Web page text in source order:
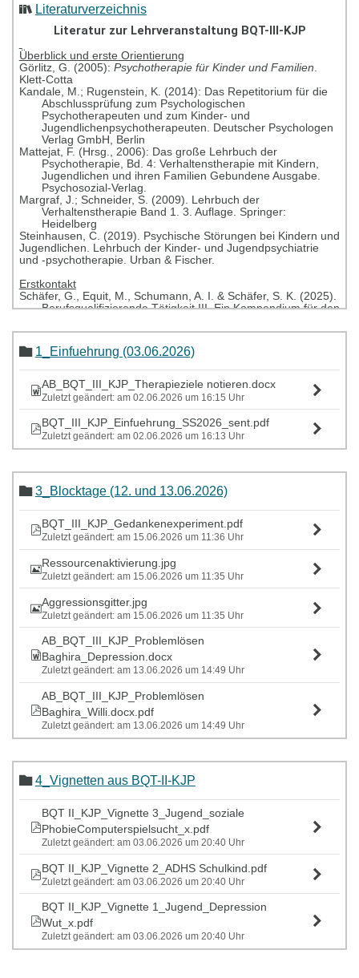
Literaturverzeichnis
Literatur zur Lehrveranstaltung BQT-III-KJP
Überblick und erste Orientierung
Görlitz, G. (2005): Psychotherapie für Kinder und Familien
Klett-Cotta
Kandale, M.; Rugenstein, K. (2014): Das Repetitorium für die
Abschlussprüfung zum Psychologischen
Psychotherapeuten und zum Kinder- und
Jugendlichenpsychotherapeuten. Deutscher Psychologen
Verlag GmbH, Berlin
Mattejat, F. (Hrsg., 2006): Das große Lehrbuch der
Psychotherapie, Bd. 4: Verhaltenstherapie mit Kindern,
Jugendlichen und ihren Familien Gebundene Ausgabe.
Psychosozial-Verlag.
Margraf, J.; Schneider, S. (2009). Lehrbuch der
Verhaltenstherapie Band 1.3. Auflage. Springer:
Heidelberg
Steinhausen, C. (2019). Psychische Störungen bei Kindern und
Jugendlichen. Lehrbuch der Kinder- und Jugendpsychiatrie
und -psychotherapie. Urban & Fischer.
Erstkontakt
Schäfer, G., Equit, M., Schumann, A. I. & Schäfer, S. K. (2025).
Berufsqualifizierende Tätigkeit III. Ein Kompendium für den
Psychotherapie (Teil 1). Göttingen: Hogrefe
Diagnostik, Klassifikation und Indikationsstellung
In-Albon, T. & Lohoff, J. (2023). Diagnostik und Klassifikation.
In: J. Asbrand & J. Schmitz (Hrsg). Lehrbuch Klinische
Kinder- und Jugendlichenpsychologie und Psychotherapie
(S: 36-53). Stuttgart: Kohlhammer
Knappe, S., Hoyer, J., & Wittchen, H.-U. (2021). Diagnostische
Prozesse in der Klinischen Psychologie und
Psychotherapie. In: J. Hoyer & S. Knappe (Eds.), Klinische
Psychologie und Psychotherapie (3. Akt. und vollst.
Teismann, T., Thoma, P., Taubner, S., Wannemüller, A. & von
Sydow, K. (2024). Klinische Psychologie und
Psychotherapie. Ein verfahrensübergreifendes Lehrbuch
(Teil III: Diagnostik und angewandte Psychotherapie).
Göttingen: Hogrefe
Remschmidt, H., Schmidt, M., Poustka, F. (2020) (Hsg.).
Multiaxiales Klassifikationsschema für psychische
Störungen des Kindes- und Jugendalters
synoptischen Vergleich von ICD-10 und DSM-5. Göttingen.
Hogrefe
Rahmenbedingungen
Ufer, T. & Laas, A. (2023). Ethische und gesetzliche
Kindern und Jugendlichen. In: In: J. Asbrand & J. Schmitz
(Hrsg). Lehrbuch Klinische Kinder- und
Jugendlichenpsychologie und Psychotherapie (S: 579-595).
Stuttgart: Kohlhammer
Schneider, S. (2021). Psychotherapie mit Kindern und
Jugendlichen: Bedarf, Behandlungsleitlinien und
Besonderheiten. In W. Rief, E. Schramm & B. Strauß
(Hrsg.):Psychotherapie. Ein kompetenzorientiertes
Lehrbuch. 403-424. Urban & Fischer
Gesprächsführung, Beziehungsgestaltung, Ziel- und
Motivationsklärung
Keller, S. (1999): Motivation zur Verhaltensänderung. Das
Transtheoretische Modell in Forschung und Praxis.
Lambertus, Freiburg
Prochaska, J.; di Clemente, C. (1986): Toward a
comprehensive model of change. In: Miller, W.; Heather, N.
(Hrsg.): Treating addictive behaviors. Process of change
Lucker, J. & Nadler, S. (1997): Processing the Experience -
Strategies to Enhance and Generalize Learning.
Montecito: Kentall/Hunt.
Locke, E.; Latham, G. (2002): Building a Practically Useful
Theory of Goal Setting and Task Motivation. In: American
Psychologist, University of Toronto
1_Einfuehrung (03.06.2026)
AB_BQT_III_KJP_Therapieziele notieren.docx
Zuletzt geändert: am 02.06.2026 um 16:15 Uhr
BQT_III_KJP_Einfuehrung_SS2026_sent.pdf
Zuletzt geändert: am 02.06.2026 um 16:13 Uhr
3_Blocktage (12. und 13.06.2026)
BQT_III_KJP_Gedankenexperiment.pdf
Zuletzt geändert: am 15.06.2026 um 11:36 Uhr
Ressourcenaktivierung.jpg
Zuletzt geändert: am 15.06.2026 um 11:35 Uhr
Aggressionsgitter.jpg
Zuletzt geändert: am 15.06.2026 um 11:35 Uhr
AB_BQT_III_KJP_Problemlösen
Baghira_Depression.docx
Zuletzt geändert: am 13.06.2026 um 14:49 Uhr
AB_BQT_III_KJP_Problemlösen
Baghira_Willi.docx.pdf
Zuletzt geändert: am 13.06.2026 um 14:49 Uhr
4_Vignetten aus BQT-II-KJP
BQT II_KJP_Vignette 3_Jugend_soziale
PhobieComputerspielsucht_x.pdf
Zuletzt geändert: am 03.06.2026 um 20:40 Uhr
BQT II_KJP_Vignette 2_ADHS Schulkind.pdf
Zuletzt geändert: am 03.06.2026 um 20:40 Uhr
BQT II_KJP_Vignette 1_Jugend_Depression
Wut_x.pdf
Zuletzt geändert: am 03.06.2026 um 20:40 Uhr